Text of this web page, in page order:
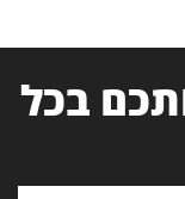
בכל